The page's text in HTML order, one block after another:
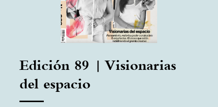
Edición 89 | Visionarias
del espacio